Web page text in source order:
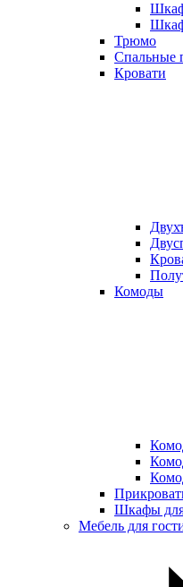
Шкаф
Трюмо
Спальные
Кровати
Комоды
Шкафы
Мебель для